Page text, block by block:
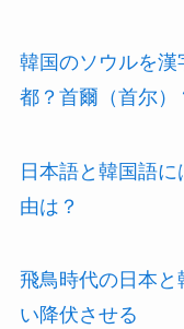
韓国のソウルを
都？首爾（首尔）
日本語と韓国語
由は？
飛鳥時代の日本
い降伏させる